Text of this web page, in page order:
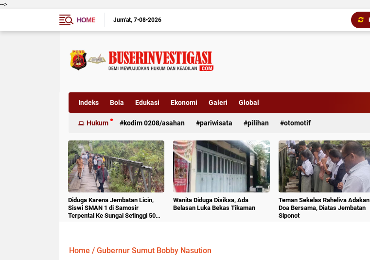
-->
HOME
Jum'at 7•08•2026
Indeks Bola Edukasi Ekonomi Galeri Global
Hukum kodim 0208/asahan pariwisata pilihan otomotif
Diduga Karena Jembatan Licin,
Siswi SMAN 1 di Samosir
Terpental Ke Sungai Setinggi 50
Wanita Diduga Disiksa, Ada
Belasan Luka Bekas Tikaman
Teman Sekelas Raheliva Adakan
Doa Bersama, Diatas Jembatan
Siponot
Home / Gubernur Sumut Bobby Nasution